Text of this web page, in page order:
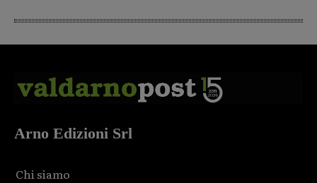
Arno Edizioni Srl
Chi siamo